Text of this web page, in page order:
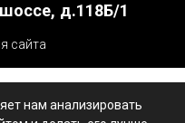
нам анализировать
д.118Б/1
сайта